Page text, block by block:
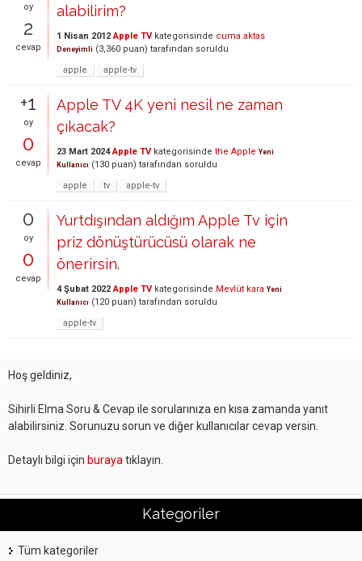
oy
2
cevap
alabilirim?
1 Nisan 2012 Apple TV kategorisinde cuma.aktas
Deneyimli (3,360 puan) tarafından soruldu
apple
apple-tv
+1
oy
0
cevap
Apple TV 4K yeni nesil ne zaman
çıkacak?
23 Mart 2024 Apple TV kategorisinde the Apple Yeni
Kullanıcı (130 puan) tarafından soruldu
apple
tv apple-tv
0
oy
0
cevap
Yurtdışından aldığım Apple Tv için
priz dönüştürücüsü olarak ne
önerirsin.
4 Şubat 2022 Apple TV kategorisinde Mevlüt kara Yeni
Kullanıcı (120 puan) tarafından soruldu
apple-tv
Hoş geldiniz,
Sihirli Elma Soru & Cevap ile sorularınıza en kısa zamanda yanıt
alabilirsiniz. Sorunuzu sorun ve diğer kullanıcılar cevap versin.
Detaylı bilgi için buraya tıklayın.
Kategoriler
Tüm kategoriler